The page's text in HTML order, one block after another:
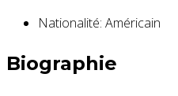
Nationalité: Américain
Biographie